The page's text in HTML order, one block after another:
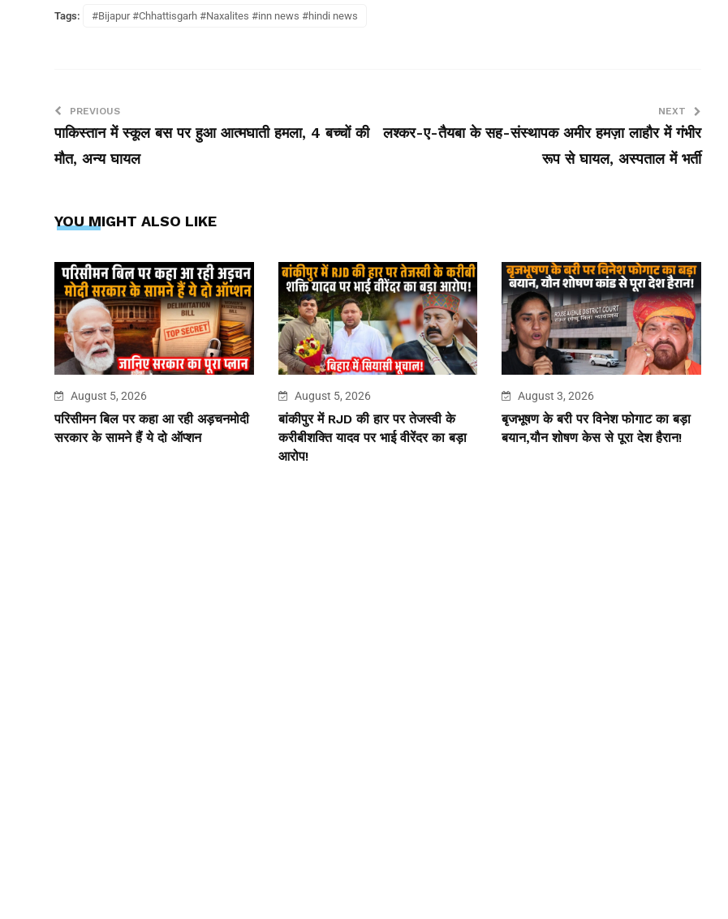
Tags: #Bijapur #Chhattisgarh #Naxalites #inn news #hindi news
PREVIOUS
पाकिस्तान में स्कूल बस पर हुआ आत्मघाती हमला, 4 बच्चों की
मौत, अन्य घायल
NEXT
लश्कर-ए-तैयबा के सह-संस्थापक अमीर हमज़ा लाहौर में गंभीर
रूप से घायल, अस्पताल में भर्ती
YOU MIGHT ALSO LIKE
August 5, 2026
परिसीमन बिल पर कहा आ रही अड़चनमोदी
सरकार के सामने हैं ये दो ऑप्शन
August 5, 2026
बांकीपुर में RJD की हार पर तेजस्वी के
करीबीशक्ति यादव पर भाई वीरेंदर का बड़ा
आरोप!
August 3, 2026
बृजभूषण के बरी पर विनेश फोगाट का बड़ा
बयान,यौन शोषण केस से पूरा देश हैरान!